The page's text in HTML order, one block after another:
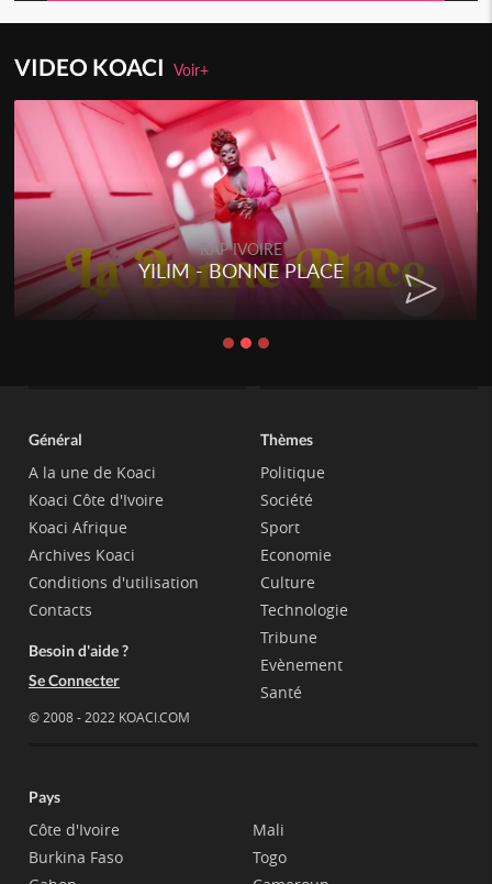
VIDEO KOACIVoir+
RAP IVOIRE
YILIM - BONNE PLACE
Général
A la une de Koaci
Koaci Côte d'Ivoire
Koaci Afrique
Archives Koaci
Conditions d'utilisation
Contacts
Besoin d'aide ?
Se Connecter
© 2008 - 2022 KOACI.COM
Thèmes
Politique
Société
Sport
Economie
Culture
Technologie
Tribune
Evènement
Santé
Pays
Côte d'Ivoire
Burkina Faso
Mali
Togo